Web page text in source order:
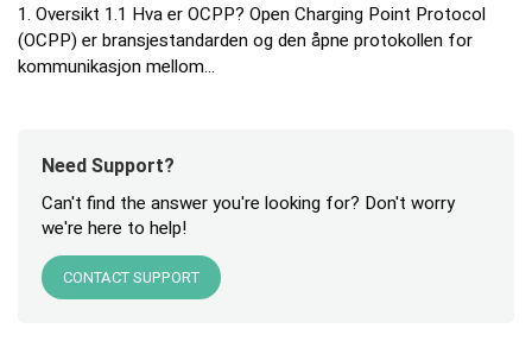
1. Oversikt 1.1 Hva er OCPP? Open Charging Point Protocol
(OCPP) er bransjestandarden og den åpne protokollen for
kommunikasjon mellom...
Need Support?
Can't find the answer you're looking for? Don't worry
we're here to help!
CONTACT SUPPORT